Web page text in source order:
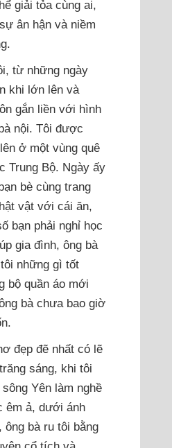
giải tỏa cùng ai,
ân hận và niềm
từ những ngày
khi lớn lên và
gắn liền với hình
nội. Tôi được
ở một vùng quê
Trung Bộ. Ngày ấy
bè cùng trang
vật với cái ăn,
bạn phải nghỉ học
gia đình, ông bà
những gì tốt
bộ quần áo mới
bà chưa bao giờ
đẹp đẽ nhất có lẽ
sáng, khi tôi
Yên làm nghề
êm ả, dưới ánh
ông bà ru tôi bằng